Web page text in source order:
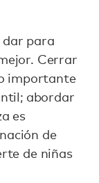
dar para
Cerrar
importante
abordar
es
de
de niñas